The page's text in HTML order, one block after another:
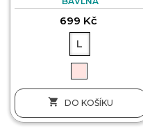
699 Kč
L
 DO KOŠÍKU